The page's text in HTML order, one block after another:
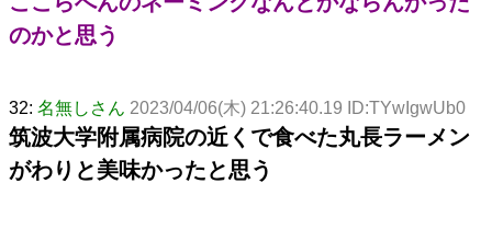
のかと思う
32: 名無しさん 2023/04/06(木) 21:26:40.19 ID:TYwIgwUb0
筑波大学附属病院の近くで食べた丸長ラーメン
がわりと美味かったと思う